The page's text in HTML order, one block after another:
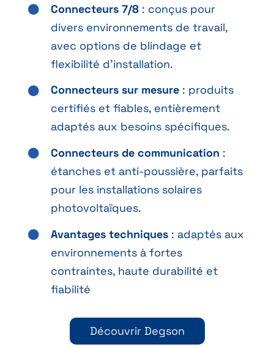
Connecteurs 7/8 : conçus pour
divers environnements de travail,
avec options de blindage et
flexibilité d’installation.
Connecteurs sur mesure : produits
certifiés et fiables, entièrement
adaptés aux besoins spécifiques.
Connecteurs de communication :
étanches et anti-poussière, parfaits
pour les installations solaires
photovoltaïques.
Avantages techniques : adaptés aux
environnements à fortes
contraintes, haute durabilité et
fiabilité
Découvrir Degson